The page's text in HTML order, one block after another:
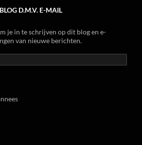
D.M.V. E-MAIL
je in te schrijven op dit blog en e-
van nieuwe berichten.